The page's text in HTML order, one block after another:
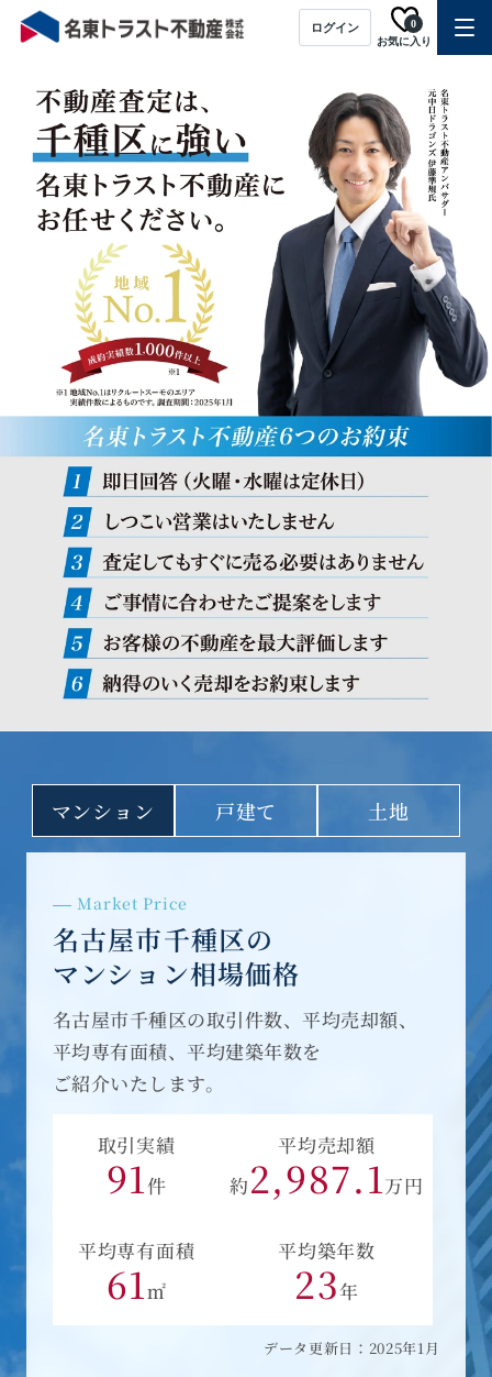
ログイン
お気に入り
0
マンション 戸建て 土地
Market Price
名古屋市千種区の
マンション相場価格
名古屋市千種区の取引件数、平均売却額、
平均専有面積、平均建築年数を
ご紹介いたします。
取引実績
91件
平均売却額
約2,987.1万円
平均専有面積
61㎡
平均築年数
23年
データ更新日：2025年1月